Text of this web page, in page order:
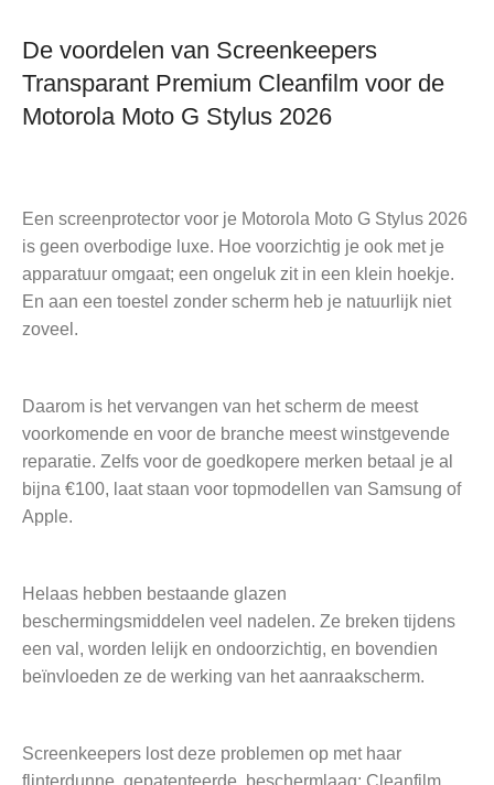
De voordelen van Screenkeepers
Transparant Premium Cleanfilm voor de
Motorola Moto G Stylus 2026
Een screenprotector voor je Motorola Moto G Stylus 2026
is geen overbodige luxe. Hoe voorzichtig je ook met je
apparatuur omgaat; een ongeluk zit in een klein hoekje.
En aan een toestel zonder scherm heb je natuurlijk niet
zoveel.
Daarom is het vervangen van het scherm de meest
voorkomende en voor de branche meest winstgevende
reparatie. Zelfs voor de goedkopere merken betaal je al
bijna €100, laat staan voor topmodellen van Samsung of
Apple.
Helaas hebben bestaande glazen
beschermingsmiddelen veel nadelen. Ze breken tijdens
een val, worden lelijk en ondoorzichtig, en bovendien
beïnvloeden ze de werking van het aanraakscherm.
Screenkeepers lost deze problemen op met haar
flinterdunne, gepatenteerde, beschermlaag: Cleanfilm.